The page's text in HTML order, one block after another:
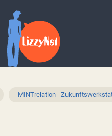
MINTrelation -